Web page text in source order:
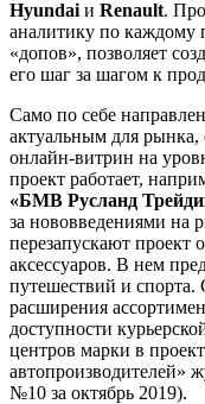
Hyundai и Renault.
аналитику по каждому
«допов», позволяет
его шаг за шагом к
Само по себе
актуальным для рынка,
онлайн-витрин на
проект работает,
«БМВ Русланд
за нововведениями на
перезапускают проект
аксессуаров. В нем
путешествий и спорта.
расширения
доступности
центров марки в
автопроизводителей»
№10 за октябрь 2019).